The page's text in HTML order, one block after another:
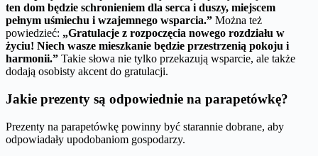
ten dom będzie schronieniem dla serca i duszy, miejscem
pełnym uśmiechu i wzajemnego wsparcia.” Można też
powiedzieć: „Gratulacje z rozpoczęcia nowego rozdziału w
życiu! Niech wasze mieszkanie będzie przestrzenią pokoju i
harmonii.” Takie słowa nie tylko przekazują wsparcie, ale także
dodają osobisty akcent do gratulacji.
Jakie prezenty są odpowiednie na parapetówkę?
Prezenty na parapetówkę powinny być starannie dobrane, aby
odpowiadały upodobaniom gospodarzy.